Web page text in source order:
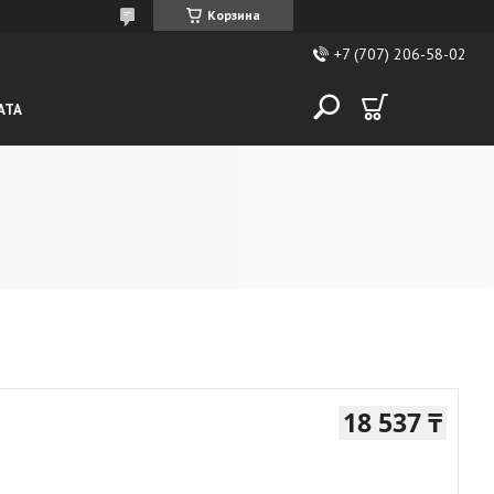
Корзина
+7 (707) 206-58-02
18 537 ₸